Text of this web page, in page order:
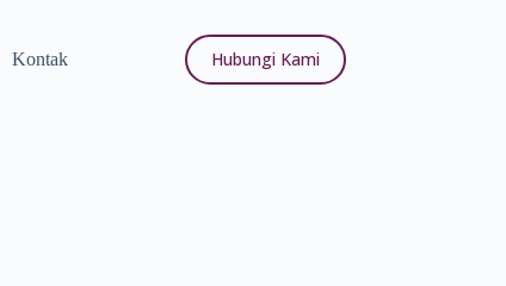
Kontak Hubungi Kami